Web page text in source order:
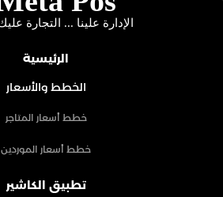
الرئيسية
الخطط والأسعار
خطط أسعار المتاجر
خطط أسعار الموردين
تطبيق الكاشير